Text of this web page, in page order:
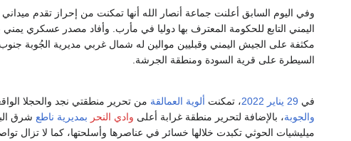
وفي اليوم السابق أعلنت جماعة أنصار الله أنها تمكنت من إحراز تقدم
اليمني التابع للحكومة المعترف بها دوليا في مأرب. وأفاد مصدر عسكري يمني
مكثفة على الجيش اليمني وقبليين موالين له شمال غربي مديرية الجُوبة
السيطرة على قرية السودة ومنطقة الجرشة.
‏في 29 يناير 2022، تمكنت ألوية العمالقة من تحرير منطقتي نجد والحجلا
والجوبة، بالإضافة لتحرير منطقة غرابة أعلى وادي النحر بمديرية ناطع شرق